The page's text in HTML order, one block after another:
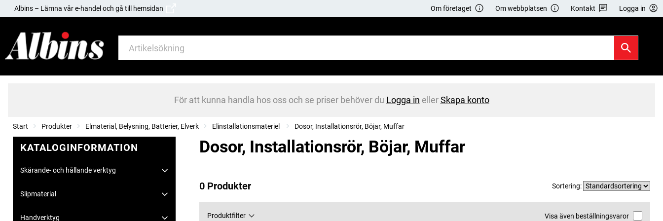
Albins – Lämna vår e-handel och gå till hemsidan Om företaget Om webbplatsen Kontakt Logga in
För att kunna handla hos oss och se priser behöver du Logga in ellerSkapa konto
Start Produkter Elmaterial, Belysning, Batterier, Elverk Elinstallationsmateriel Dosor, Installationsrör, Böjar, Muffar
KATALOGINFORMATION
Skärande- och hållande verktyg
Slipmaterial
Handverktyg
Dosor, Installationsrör, Böjar, Muffar
0 Produkter Sortering:
Produktfilter Visa även beställningsvaror